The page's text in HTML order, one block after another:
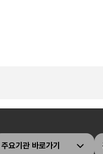
주요기관 바로가기